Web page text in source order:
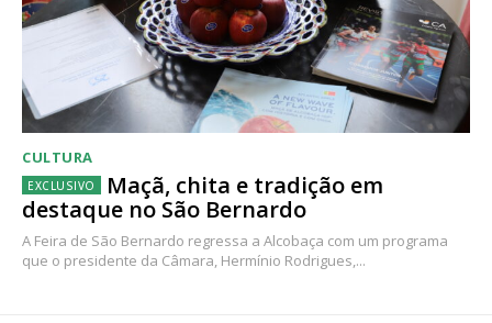
CULTURA
Maçã, chita e tradição em
destaque no São Bernardo
A Feira de São Bernardo regressa a Alcobaça com um programa
que o presidente da Câmara, Hermínio Rodrigues,...